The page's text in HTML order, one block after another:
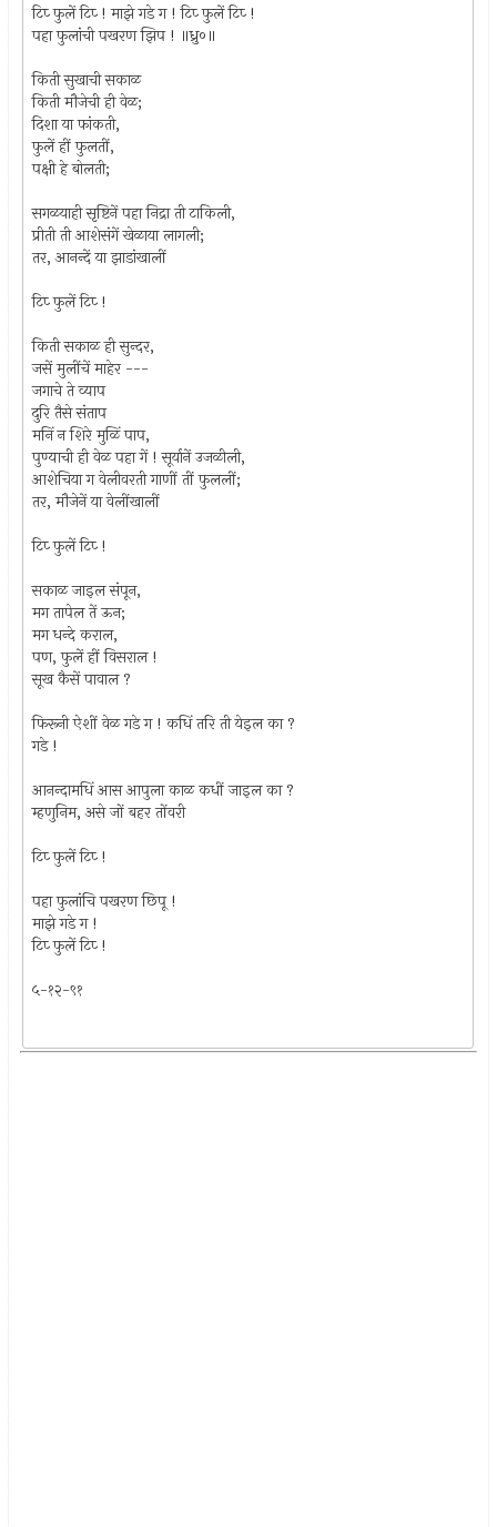
टिप्‍ फुलें टिप्‍ ! माझे गडे ग ! टिप्‍ फुलें टिप्‍ !
पहा फुलांची पखरण झिप ! ॥ध्रु०॥
किती सुखाची सकाळ
किती मौजेची ही वेळ;
दिशा या फांकती,
फुलें हीं फुलतीं,
पक्षी हे बोलती;
सगळयाही सृष्टिनें पहा निद्रा ती टाकिली,
प्रीती ती आशेसंगें खेळाया लागली;
तर, आनन्दें या झाडांखालीं
टिप्‍ फुलें टिप्‍ !
किती सकाळ ही सुन्दर,
जसें मुलींचें माहेर ---
जगाचे ते व्याप
दुरि तैसे संताप
मनिं न शिरे मुळिं पाप,
पुण्याची ही वेळ पहा गें ! सूर्यानें उजळीली,
आशेचिया ग वेलीवरती गाणीं तीं फुललीं;
तर, मौजेनें या वेलींखालीं
टिप्‍ फुलें टिप्‍ !
सकाळ जाइल संपून,
मग तापेल तें ऊन;
मग धन्दे कराल,
पण, फुलें हीं विसराल !
सूख कैसें पावाल ?
फिरूनी ऐशीं वेळ गडे ग ! कधिं तरि ती येइल का ?
गडे !
आनन्दामधिं आस आपुला काळ कधीं जाइल का ?
म्हणुनिम, असे जों बहर तोंवरी
टिप्‍ फुलें टिप्‍ !
पहा फुलांचि पखरण छिपू !
माझे गडे ग !
टिप्‍ फुलें टिप्‍ !
५-१२-९१